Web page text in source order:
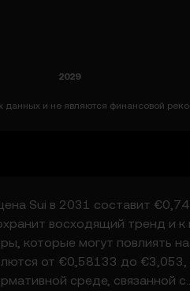
и не являются финансовой
Sui в 2031 составит
восходящий тренд и к
которые могут повлиять на
от €0,58133 до €3,053,
среде, связанной с